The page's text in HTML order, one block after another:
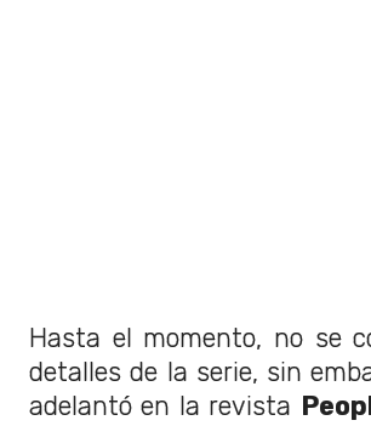
Hasta el momento, no se
detalles de la serie, sin
adelantó en la revista